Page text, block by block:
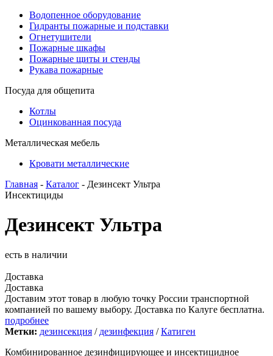
Водопенное оборудование
Гидранты пожарные и подставки
Огнетушители
Пожарные шкафы
Пожарные щиты и стенды
Рукава пожарные
Посуда для общепита
Котлы
Оцинкованная посуда
Металлическая мебель
Кровати металлические
Главная - Каталог - Дезинсект Ультра
Инсектициды
Дезинсект Ультра
есть в наличии
Доставка
Доставка
Доставим этот товар в любую точку России транспортной
компанией по вашему выбору. Доставка по Калуге бесплатна.
подробнее
Метки: дезинсекция / дезинфекция /Катиген
Комбинированное дезинфицирующее и инсектицидное